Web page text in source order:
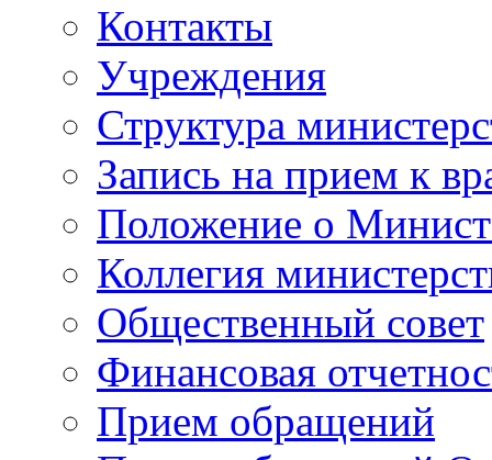
Контакты
Учреждения
Структура
Запись на прием к
Положение о
Коллегия
Общественный совет
Финансовая
Прием обращений